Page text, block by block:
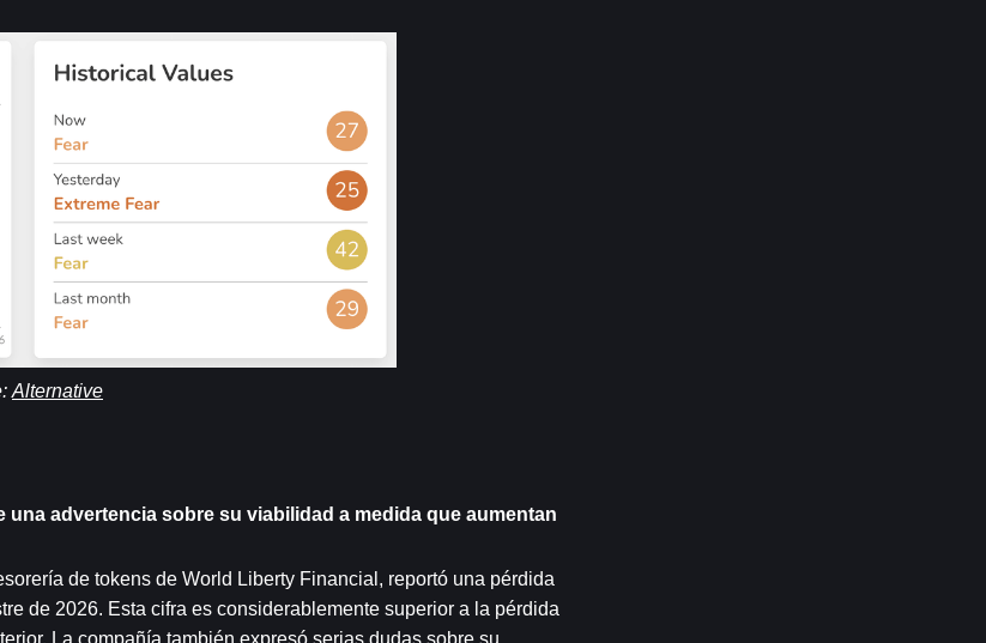
Alternative
advertencia sobre su viabilidad a medida que aumentan
de tokens de World Liberty Financial, reportó una pérdida
de 2026. Esta cifra es considerablemente superior a la pérdida
La compañía también expresó serias dudas sobre su